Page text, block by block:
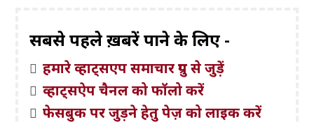
सबसे पहले ख़बरें पाने के लिए -
हमारे व्हाट्सएप समाचार ग्रुप से जुड़ें
व्हाट्सऐप चैनल को फॉलो करें
फेसबुक पर जुड़ने हेतु पेज़ को लाइक करें